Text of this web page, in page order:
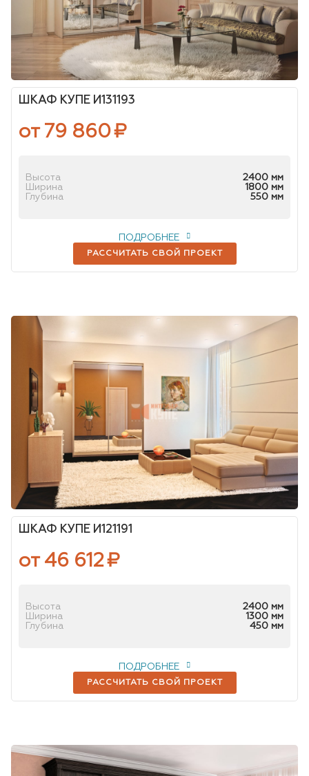
ШКАФ КУПЕ И131193
от 79 860₽
Высота
2400 мм
Ширина
1800 мм
Глубина
550 мм
РАССЧИТАТЬ СВОЙ ПРОЕКТ
ПОДРОБНЕЕ
ШКАФ КУПЕ И121191
от 46 612₽
Высота
2400 мм
Ширина
1300 мм
Глубина
450 мм
РАССЧИТАТЬ СВОЙ ПРОЕКТ
ПОДРОБНЕЕ